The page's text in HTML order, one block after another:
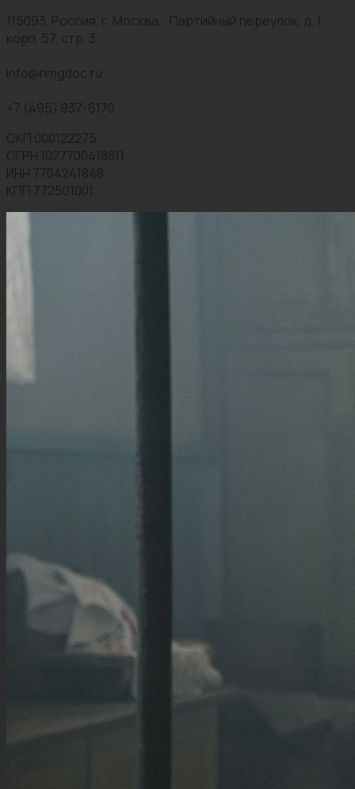
115093, Россия, г. Москва, Партийный переулок, д. 1,
корп. 57, стр. 3
info@nmgdoc.ru
+7 (495) 937-6170
ОКП 000122275
ОГРН 1027700418811
ИНН 7704241848
КПП 772501001